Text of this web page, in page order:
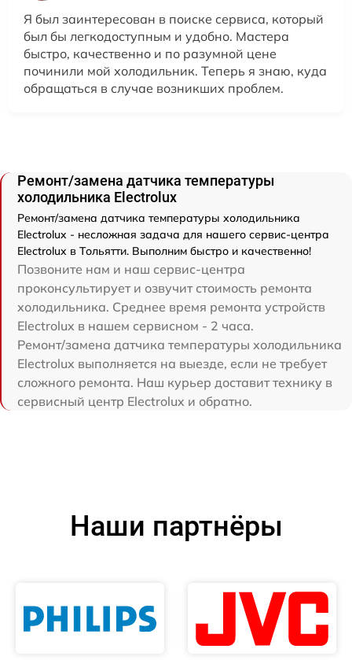
Я был заинтересован в поиске сервиса, который
был бы легкодоступным и удобно. Мастера
быстро, качественно и по разумной цене
починили мой холодильник. Теперь я знаю, куда
обращаться в случае возникших проблем.
Ремонт/замена датчика температуры
холодильника Electrolux
Ремонт/замена датчика температуры холодильника
Electrolux - несложная задача для нашего сервис-центра
Electrolux в Тольятти. Выполним быстро и качественно!
Позвоните нам и наш сервис-центра
проконсультирует и озвучит стоимость ремонта
холодильника. Среднее время ремонта устройств
Electrolux в нашем сервисном - 2 часа.
Ремонт/замена датчика температуры холодильника
Electrolux выполняется на выезде, если не требует
сложного ремонта. Наш курьер доставит технику в
сервисный центр Electrolux и обратно.
Наши партнёры